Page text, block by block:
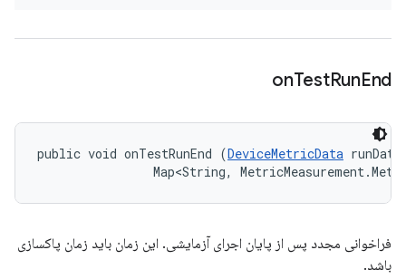
onTestRunEnd
public void onTestRunEnd (DeviceMetricData
Map<String,
فراخوانی مجدد پس از پایان اجرای آزمایشی. این زمان باید زمان پاکسازی
باشد.